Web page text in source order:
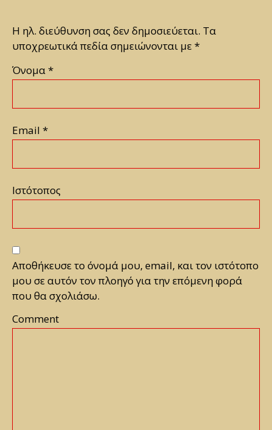
Η ηλ. διεύθυνση σας δεν δημοσιεύεται. Τα
υποχρεωτικά πεδία σημειώνονται με*
Όνομα *
Email *
Ιστότοπος
Αποθήκευσε το όνομά μου, email, και τον ιστότοπο
μου σε αυτόν τον πλοηγό για την επόμενη φορά
που θα σχολιάσω.
Comment